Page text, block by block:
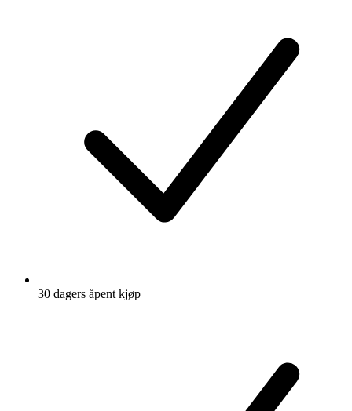
30 dagers åpent kjøp